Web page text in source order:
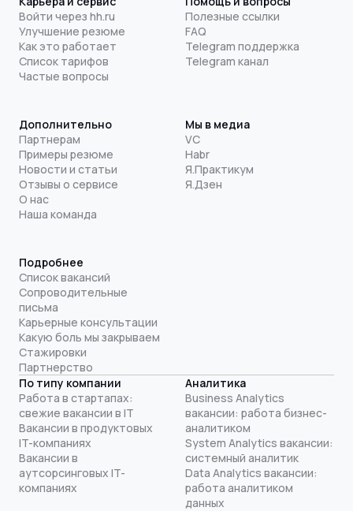
Войти через hh.ru
Улучшение резюме
Как это работает
Список тарифов
Частые вопросы
Полезные ссылки
FAQ
Telegram поддержка
Telegram канал
Дополнительно
Партнерам
Примеры резюме
Новости и статьи
Отзывы о сервисе
О нас
Наша команда
Мы в медиа
VC
Habr
Я.Практикум
Я.Дзен
Подробнее
Список вакансий
Сопроводительные
письма
Карьерные консультации
Какую боль мы закрываем
Стажировки
Партнерство
По типу компании
Работа в стартапах:
свежие вакансии в IT
Вакансии в продуктовых
IT-компаниях
Вакансии в
аутсорсинговых IT-
компаниях
Аналитика
Business Analytics
вакансии: работа бизнес-
аналитиком
System Analytics вакансии:
системный аналитик
Data Analytics вакансии:
работа аналитиком
данных